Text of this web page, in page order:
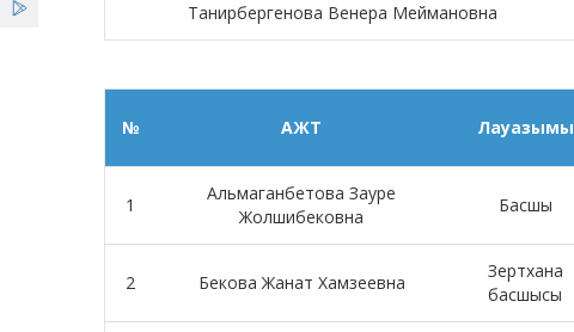
Танирбергенова Венера Меймановна
№ АЖТ Лауазымы
1
Альмаганбетова Зауре
Жолшибековна
Басшы
2 Бекова Жанат Хамзеевна
Зертхана
басшысы